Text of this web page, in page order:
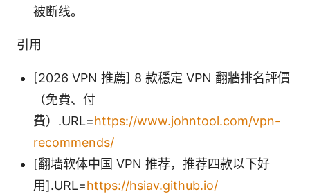
被断线。
引用
[2026 VPN 推薦] 8 款穩定 VPN 翻牆排名評價
（免費、付
費）.URL=https://www.johntool.com/vpn-
recommends/
[翻墙软体中国 VPN 推荐，推荐四款以下好
用].URL=https://hsiav.github.io/